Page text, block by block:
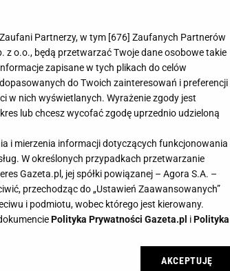
świetne propozycje w
polskim domu. Decydując się na
oszczędzi nasz czas i sprawi, że każda
Jaki ekspres do kawy wybrać?
Partnerzy, w tym [676] Zaufanych Partnerów
z o.o., będą przetwarzać Twoje dane osobowe takie
zapisane w tych plikach do celów
do Twoich zainteresowań i preferencji
w nich wyświetlanych. Wyrażenie zgody jest
lub chcesz wycofać zgodę uprzednio udzieloną
i mierzenia informacji dotyczących funkcjonowania
W określonych przypadkach przetwarzanie
Gazeta.pl, jej spółki powiązanej – Agora S.A. –
przechodząc do „Ustawień Zaawansowanych”
i podmiotu, wobec którego jest kierowany.
Polityka Prywatności Gazeta.pl iPolityka
plików cookie Gazeta.pl sp. z o.o., jej
AKCEPTUJĘ